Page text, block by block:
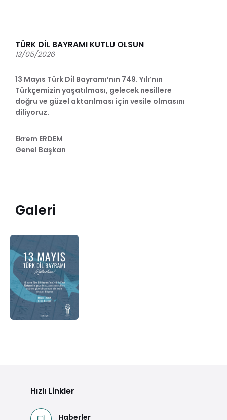
TÜRK DİL BAYRAMI KUTLU OLSUN
13/05/2026
13 Mayıs Türk Dil Bayramı’nın 749. Yılı’nın
Türkçemizin yaşatılması, gelecek nesillere
doğru ve güzel aktarılması için vesile olmasını
diliyoruz.
Ekrem ERDEM
Genel Başkan
Galeri
Hızlı Linkler
Haberler